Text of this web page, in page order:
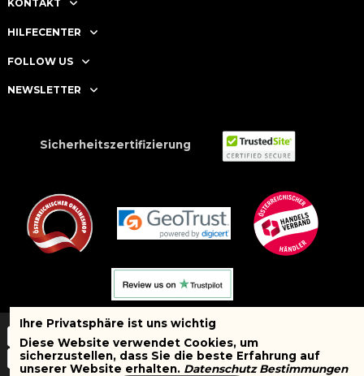
KONTAKT
HILFECENTER
FOLLOW US
NEWSLETTER
Sicherheitszertifizierung
Ihre Privatsphäre ist uns wichtig
Diese Website verwendet Cookies, um
sicherzustellen, dass Sie die beste Erfahrung auf
unserer Website erhalten. Datenschutz Bestimmungen